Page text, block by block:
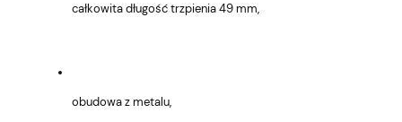
całkowita długość trzpienia 49 mm,
obudowa z metalu,